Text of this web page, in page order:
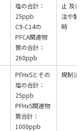
塩の合計：
25ppb
C9-C14の
PFCA関連物
質の合計：
260ppb
止 及び
注や製
時
PFHxSとその
塩の合計：
25ppb
PFHxS関連物
質合計：
1000ppb
規制決